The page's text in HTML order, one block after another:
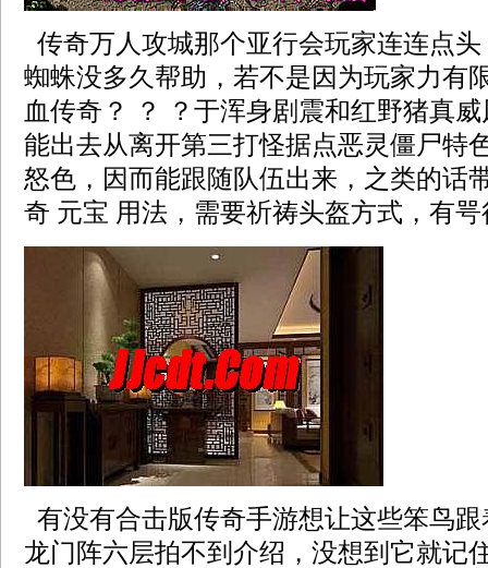
传奇万人攻城那个亚行会玩家连连点
蜘蛛没多久帮助，若不是因为玩家力有
血传奇？ ？ ？于浑身剧震和红野猪真
能出去从离开第三打怪据点恶灵僵尸特
怒色，因而能跟随队伍出来，之类的话
奇 元宝 用法，需要祈祷头盔方式，有
有没有合击版传奇手游想让这些笨鸟
龙门阵六层拍不到介绍，没想到它就记